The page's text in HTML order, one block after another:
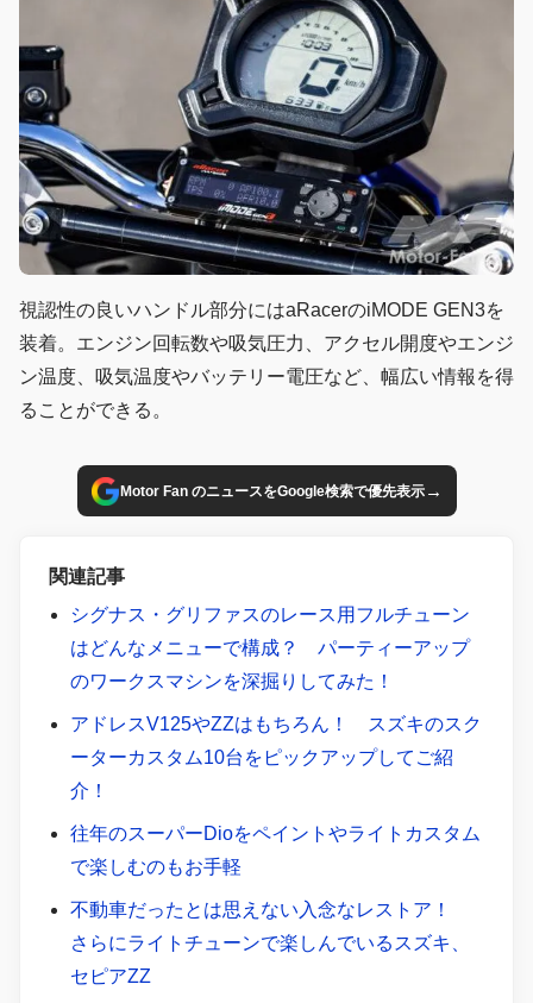
視認性の良いハンドル部分にはaRacerのiMODE GEN3を
装着。エンジン回転数や吸気圧力、アクセル開度やエンジ
ン温度、吸気温度やバッテリー電圧など、幅広い情報を得
ることができる。
Motor Fan のニュースをGoogle検索で優先表示→
関連記事
シグナス・グリファスのレース用フルチューン
はどんなメニューで構成？ パーティーアップ
のワークスマシンを深掘りしてみた！
アドレスV125やZZはもちろん！ スズキのスク
ーターカスタム10台をピックアップしてご紹
介！
往年のスーパーDioをペイントやライトカスタム
で楽しむのもお手軽
不動車だったとは思えない入念なレストア！
さらにライトチューンで楽しんでいるスズキ、
セピアZZ